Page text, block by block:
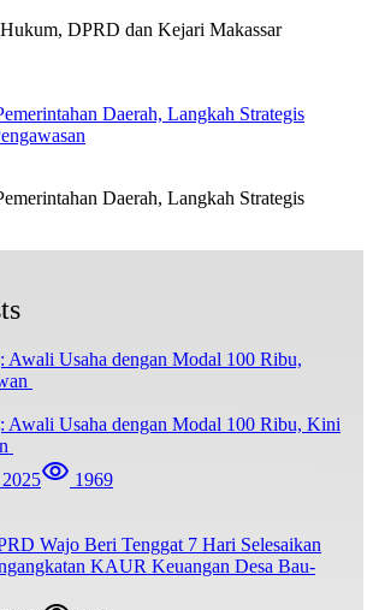
DPRD dan Kejari Makassar
Daerah, Langkah Strategis
Daerah, Langkah Strategis
Awali Usaha dengan Modal 100 Ribu, Kini
1969
Wajo Beri Tenggat 7 Hari Selesaikan
KAUR Keuangan Desa Bau-